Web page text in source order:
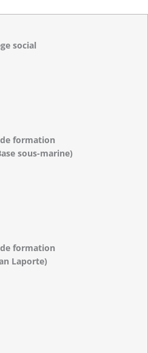
social
formation
sous-marine)
formation
Laporte)